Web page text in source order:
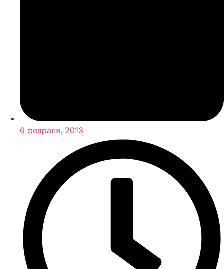
6 февраля, 2013